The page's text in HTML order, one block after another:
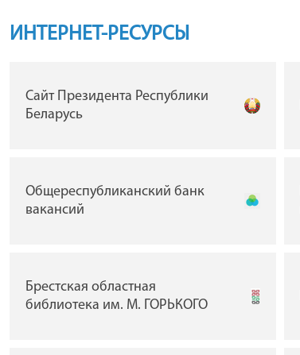
ИНТЕРНЕТ-РЕСУРСЫ
Сайт Президента Республики
Беларусь
Общереспубликанский банк
вакансий
Брестская областная
библиотека им. М. ГОРЬКОГО